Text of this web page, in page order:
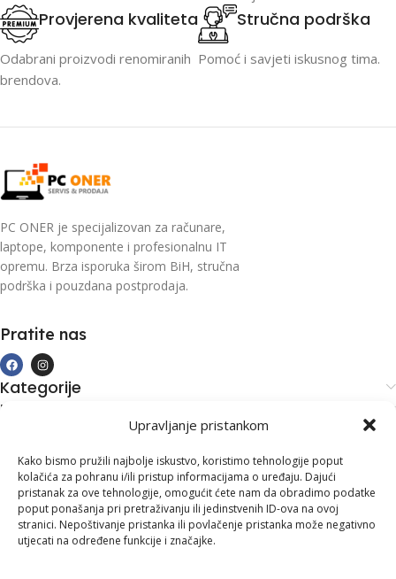
Upravljanje pristankom
Kako bismo pružili najbolje iskustvo, koristimo tehnologije poput
kolačića za pohranu i/ili pristup informacijama o uređaju. Dajući
pristanak za ove tehnologije, omogućit ćete nam da obradimo podatke
poput ponašanja pri pretraživanju ili jedinstvenih ID-ova na ovoj
stranici. Nepoštivanje pristanka ili povlačenje pristanka može negativno
utjecati na određene funkcije i značajke.
Provjerena kvaliteta
Odabrani proizvodi renomiranih
brendova.
Stručna podrška
Pomoć i savjeti iskusnog tima.
PC ONER je specijalizovan za računare,
laptope, komponente i profesionalnu IT
opremu. Brza isporuka širom BiH, stručna
podrška i pouzdana postprodaja.
Pratite nas
Kategorije
Kupovina i podrška
Kontakt informacije
Branilaca Bosne, 75 300 Lukavac
+387 35 555 999
info@pconer.ba